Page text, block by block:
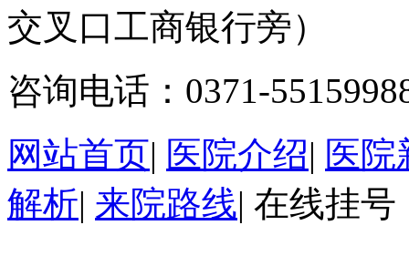
交叉口工商银行旁）
咨询电话：0371-
网站首页| 医院介绍| 医院
解析| 来院路线| 在线挂号